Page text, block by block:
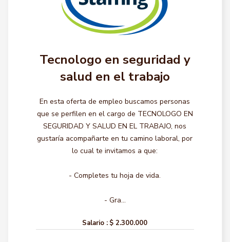
Tecnologo en seguridad y
salud en el trabajo
En esta oferta de empleo buscamos personas
que se perfilen en el cargo de TECNOLOGO EN
SEGURIDAD Y SALUD EN EL TRABAJO, nos
gustaría acompañarte en tu camino laboral, por
lo cual te invitamos a que:
- Completes tu hoja de vida.
- Gra...
Salario : $ 2.300.000